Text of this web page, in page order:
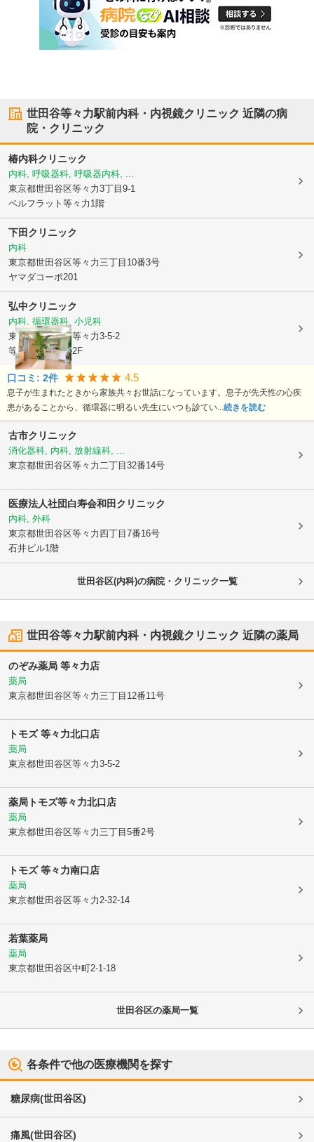
世田谷等々力駅前内科・内視鏡クリニック 近隣の病
院・クリニック
椿内科クリニック
内科, 呼吸器科, 呼吸器内科, ...
東京都世田谷区等々力3丁目9-1
ベルフラット等々力1階
下田クリニック
内科
東京都世田谷区等々力三丁目10番3号
ヤマダコーポ201
弘中クリニック
内科, 循環器科, 小児科
東京都世田谷区等々力3-5-2
等々力エフビル2F
口コミ: 2件 4.5
息子が生まれたときから家族共々お世話になっています。息子が先天性の心疾
患があることから、循環器に明るい先生にいつも診てい...続きを読む
古市クリニック
消化器科, 内科, 放射線科, ...
東京都世田谷区等々力二丁目32番14号
医療法人社団白寿会和田クリニック
内科, 外科
東京都世田谷区等々力四丁目7番16号
石井ビル1階
世田谷区(内科)の病院・クリニック一覧
世田谷等々力駅前内科・内視鏡クリニック 近隣の薬局
のぞみ薬局 等々力店
薬局
東京都世田谷区等々力三丁目12番11号
トモズ 等々力北口店
薬局
東京都世田谷区等々力3-5-2
薬局トモズ等々力北口店
薬局
東京都世田谷区等々力三丁目5番2号
トモズ 等々力南口店
薬局
東京都世田谷区等々力2-32-14
若葉薬局
薬局
東京都世田谷区中町2-1-18
世田谷区の薬局一覧
各条件で他の医療機関を探す
糖尿病(世田谷区)
痛風(世田谷区)